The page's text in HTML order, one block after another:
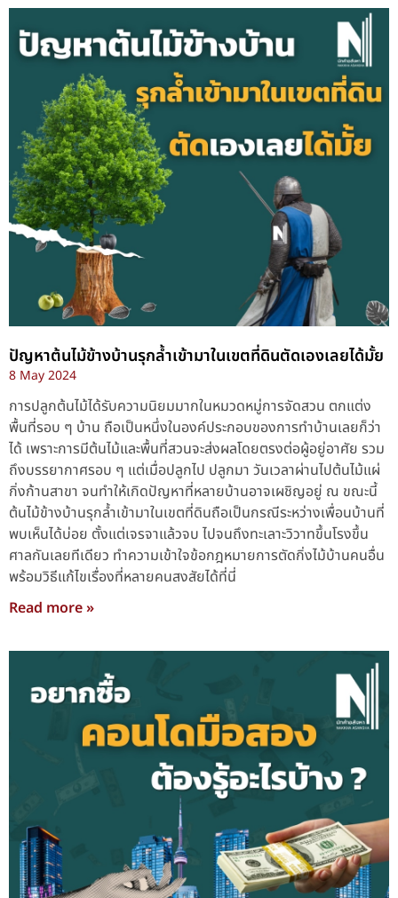
ปัญหาต้นไม้ข้างบ้านรุกล้ำเข้ามาในเขตที่ดินตัดเองเลยได้มั้ย
8 May 2024
การปลูกต้นไม้ได้รับความนิยมมากในหมวดหมู่การจัดสวน ตกแต่ง
พื้นที่รอบ ๆ บ้าน ถือเป็นหนึ่งในองค์ประกอบของการทำบ้านเลยก็ว่า
ได้ เพราะการมีต้นไม้และพื้นที่สวนจะส่งผลโดยตรงต่อผู้อยู่อาศัย รวม
ถึงบรรยากาศรอบ ๆ แต่เมื่อปลูกไป ปลูกมา วันเวลาผ่านไปต้นไม้แผ่
กิ่งก้านสาขา จนทำให้เกิดปัญหาที่หลายบ้านอาจเผชิญอยู่ ณ ขณะนี้
ต้นไม้ข้างบ้านรุกล้ำเข้ามาในเขตที่ดินถือเป็นกรณีระหว่างเพื่อนบ้านที่
พบเห็นได้บ่อย ตั้งแต่เจรจาแล้วจบ ไปจนถึงทะเลาะวิวาทขึ้นโรงขึ้น
ศาลกันเลยทีเดียว ทำความเข้าใจข้อกฎหมายการตัดกิ่งไม้บ้านคนอื่น
พร้อมวิธีแก้ไขเรื่องที่หลายคนสงสัยได้ที่นี่
Read more »